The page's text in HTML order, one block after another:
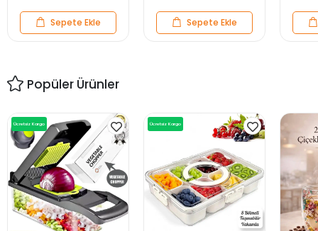
Sepete Ekle Sepete Ekle
Popüler Ürünler
Ücretsiz Kargo Ücretsiz Kargo